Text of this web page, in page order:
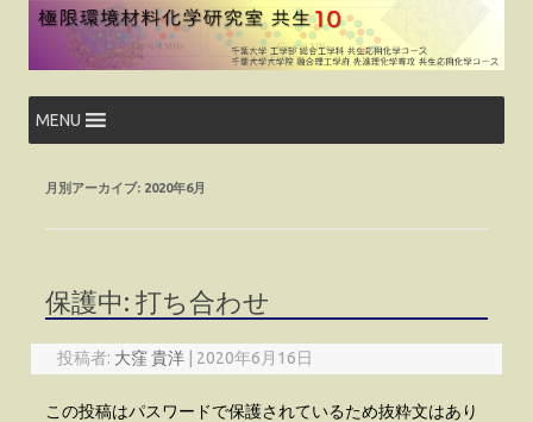
コ
ン
ツ
キ
ッ
MENU
月別アーカイブ: 2020年6月
保護中: 打ち合わせ
投稿者: 大窪 貴洋 2020年6月16日
この投稿はパスワードで保護されているため抜粋文はあり